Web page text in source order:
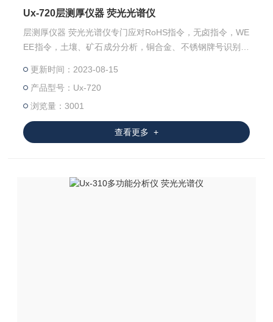
Ux-720层测厚仪器 荧光光谱仪
层测厚仪器 荧光光谱仪专门应对RoHS指令，无卤指令，WE
EE指令，土壤、矿石成分分析，铜合金、不锈钢牌号识别的
HS指令的Pb、Cd、Hg、PBB和PBDE中的Br、六价铬的Cr
和无卤指令中的Cl和Br元素，又能够对土壤、矿石成分分
析，铜合金、不锈钢牌号识别。可*客户环保管控要求和材料
识别。精心设计的开放式工作曲线功能，特别适用于
更新时间：2023-08-15
产品型号：Ux-720
浏览量：3001
查看更多 +